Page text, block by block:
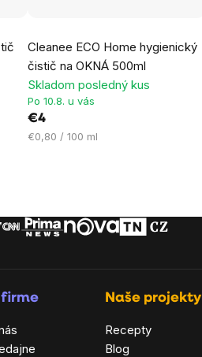
Cleanee ECO Home hygienický
čistič na OKNÁ 500ml
Skladom posledný kus
Po 10.8. u vás
€4
Jednotková
€0,80 / 100 ml
firme Naše projekty
Recepty
Blog